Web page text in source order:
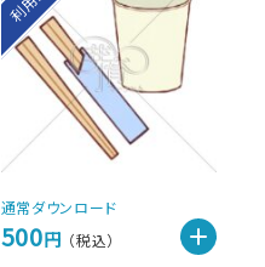
通常ダウンロード
500円